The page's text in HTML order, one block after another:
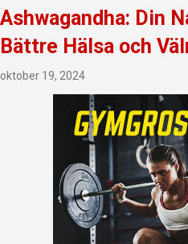
Ashwagandha: Din
Bättre Hälsa och
oktober 19, 2024